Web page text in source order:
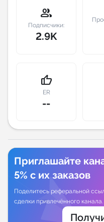
Индивидуальное
Аналитика
group
Подписчики:
2.9K
thumb_up
ER
--
Приглашайте
5% с их заказов
Поделитесь реферальной
сделки привлечённого канала.